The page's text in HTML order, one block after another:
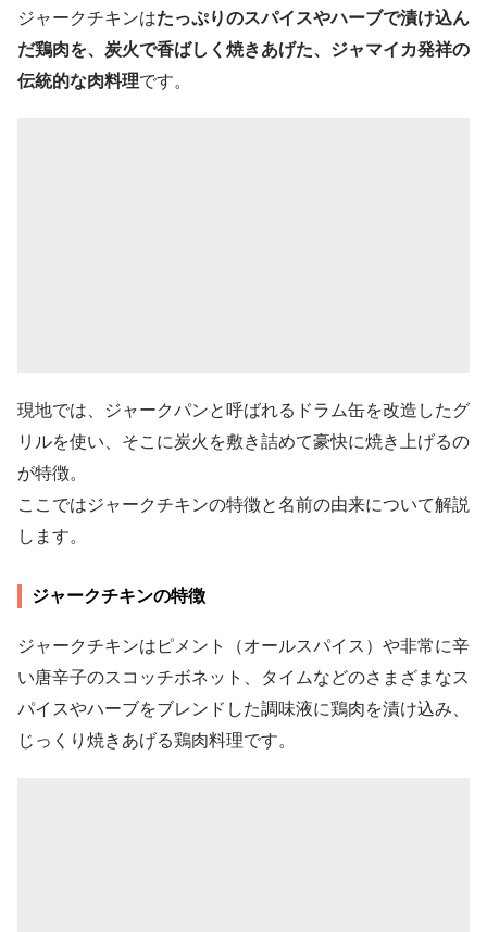
ジャークチキンはたっぷりのスパイスやハーブで漬け込ん
だ鶏肉を、炭火で香ばしく焼きあげた、ジャマイカ発祥の
伝統的な肉料理です。
現地では、ジャークパンと呼ばれるドラム缶を改造したグ
リルを使い、そこに炭火を敷き詰めて豪快に焼き上げるの
が特徴。
ここではジャークチキンの特徴と名前の由来について解説
します。
ジャークチキンの特徴
ジャークチキンはピメント（オールスパイス）や非常に辛
い唐辛子のスコッチボネット、タイムなどのさまざまなス
パイスやハーブをブレンドした調味液に鶏肉を漬け込み、
じっくり焼きあげる鶏肉料理です。